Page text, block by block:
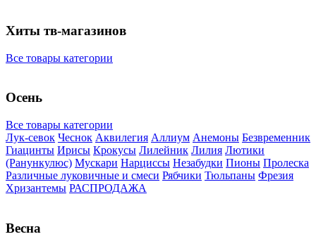
Хиты тв-магазинов
Все товары категории
Осень
Все товары категории
Лук-севок Чеснок Аквилегия Аллиум Анемоны Безвременник
Гиацинты Ирисы Крокусы Лилейник Лилия Лютики
(Ранункулюс) Мускари Нарцисcы Незабудки Пионы Пролеска
Различные луковичные и смеси Рябчики Тюльпаны Фрезия
Хризантемы РАСПРОДАЖА
Весна